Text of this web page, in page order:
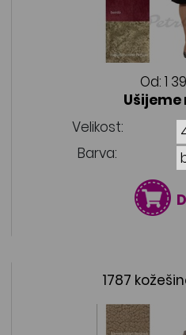
Od: 1
Velikost:
Barva:
1787